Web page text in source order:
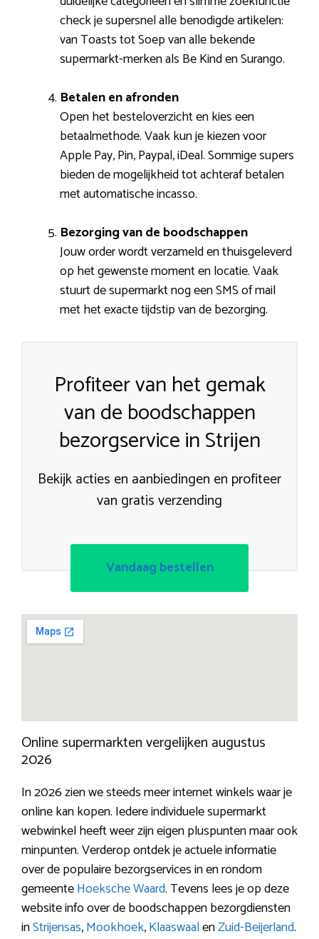
check je supersnel alle benodigde artikelen:
van Toasts tot Soep van alle bekende
supermarkt-merken als Be Kind en Surango.
Betalen en afronden
Open het besteloverzicht en kies een
betaalmethode. Vaak kun je kiezen voor
Apple Pay, Pin, Paypal, iDeal. Sommige supers
bieden de mogelijkheid tot achteraf betalen
met automatische incasso.
Bezorging van de boodschappen
Jouw order wordt verzameld en thuisgeleverd
op het gewenste moment en locatie. Vaak
stuurt de supermarkt nog een SMS of mail
met het exacte tijdstip van de bezorging.
Profiteer van het gemak
van de boodschappen
bezorgservice in Strijen
Bekijk acties en aanbiedingen en profiteer
van gratis verzending
Vandaag bestellen
Online supermarkten vergelijken augustus
2026
In 2026 zien we steeds meer internet winkels waar je
online kan kopen. Iedere individuele supermarkt
webwinkel heeft weer zijn eigen pluspunten maar ook
minpunten. Verderop ontdek je actuele informatie
over de populaire bezorgservices in en rondom
gemeenteHoeksche Waard. Tevens lees je op deze
website info over de boodschappen bezorgdiensten
inStrijensas,Mookhoek,KlaaswaalenZuid-Beijerland.